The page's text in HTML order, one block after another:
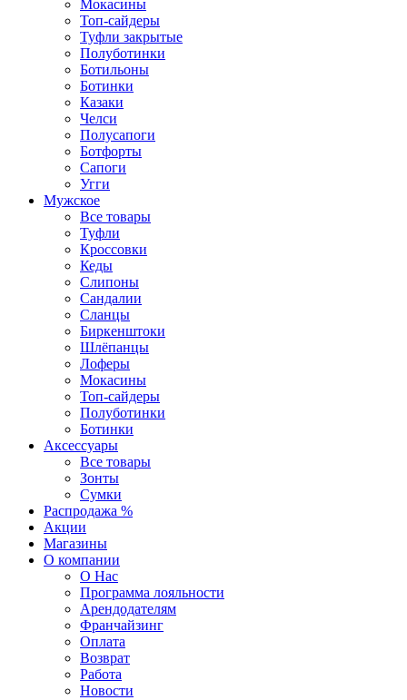
Мокасины
Топ-сайдеры
Туфли закрытые
Полуботинки
Ботильоны
Ботинки
Казаки
Челси
Полусапоги
Ботфорты
Сапоги
Угги
Мужское
Все товары
Туфли
Кроссовки
Кеды
Слипоны
Сандалии
Сланцы
Биркенштоки
Шлёпанцы
Лоферы
Мокасины
Топ-сайдеры
Полуботинки
Ботинки
Аксессуары
Все товары
Зонты
Сумки
Распродажа %
Акции
Магазины
О компании
О Нас
Программа лояльности
Арендодателям
Франчайзинг
Оплата
Возврат
Работа
Новости